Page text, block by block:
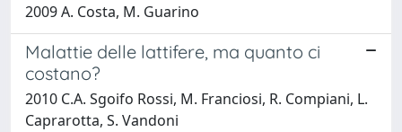
2009 A. Costa, M. Guarino
Malattie delle lattifere, ma quanto ci
costano?
2010 C.A. Sgoifo Rossi, M. Franciosi, R. Compiani, L.
Caprarotta, S. Vandoni